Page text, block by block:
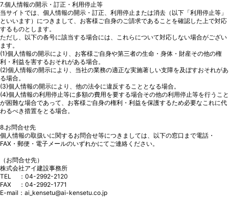
7.個人情報の開示・訂正・利用停止等
当サイトでは、個人情報の開示・訂正、利用停止または消去（以下「利用停止等」
といいます）につきまして、お客様ご自身のご請求であることを確認した上で対応
するものとします。
ただし、以下の各号に該当する場合には、これらについて対応しない場合がござい
ます。
(1)個人情報の開示により、お客様ご自身や第三者の生命・身体・財産その他の権
利・利益を害するおそれがある場合。
(2)個人情報の開示により、当社の業務の適正な実施著しい支障を及ぼすおそれがあ
る場合。
(3)個人情報の開示により、他の法令に違反することとなる場合。
(4)個人情報の利用停止等に多額の費用を要する場合その他の利用停止等を行うこと
が困難な場合であって、お客様ご自身の権利・利益を保護するため必要なこれに代
わるべき措置をとる場合。
8.お問合せ先
個人情報の取扱いに関するお問合せ等につきましては、以下の窓口まで電話・
FAX・郵便・電子メールのいずれかにてご連絡ください。
（お問合せ先）
株式会社アイ建設事務所
TEL ：04-2992-2120
FAX ：04-2992-1771
E-mail：ai_kensetu@ai-kensetu.co.jp